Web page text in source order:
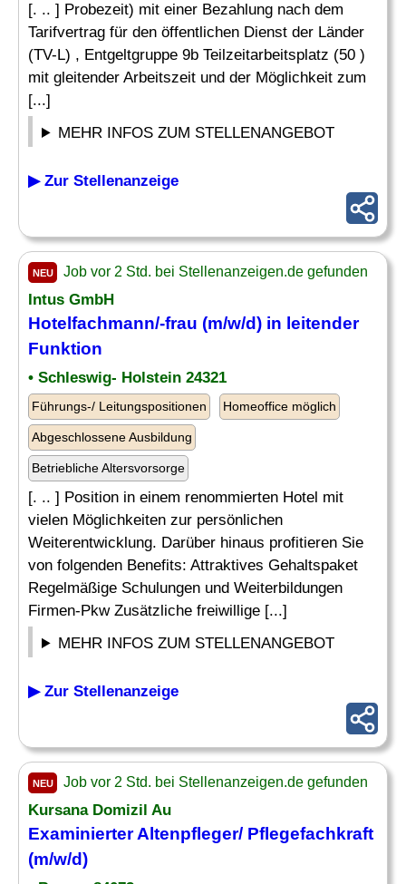
[. .. ] Probezeit) mit einer Bezahlung nach dem
Tarifvertrag für den öffentlichen Dienst der Länder
(TV-L) , Entgeltgruppe 9b Teilzeitarbeitsplatz (50 )
mit gleitender Arbeitszeit und der Möglichkeit zum
[...]
MEHR INFOS ZUM STELLENANGEBOT
▶ Zur Stellenanzeige
NEU Job vor 2 Std. bei Stellenanzeigen.de gefunden
Intus GmbH
Hotelfachmann/-frau (m/w/d) in leitender
Funktion
• Schleswig- Holstein 24321
Führungs-/ Leitungspositionen Homeoffice möglich
Abgeschlossene Ausbildung
Betriebliche Altersvorsorge
[. .. ] Position in einem renommierten Hotel mit
vielen Möglichkeiten zur persönlichen
Weiterentwicklung. Darüber hinaus profitieren Sie
von folgenden Benefits: Attraktives Gehaltspaket
Regelmäßige Schulungen und Weiterbildungen
Firmen-Pkw Zusätzliche freiwillige [...]
MEHR INFOS ZUM STELLENANGEBOT
▶ Zur Stellenanzeige
NEU Job vor 2 Std. bei Stellenanzeigen.de gefunden
Kursana Domizil Au
Examinierter Altenpfleger/ Pflegefachkraft
(m/w/d)